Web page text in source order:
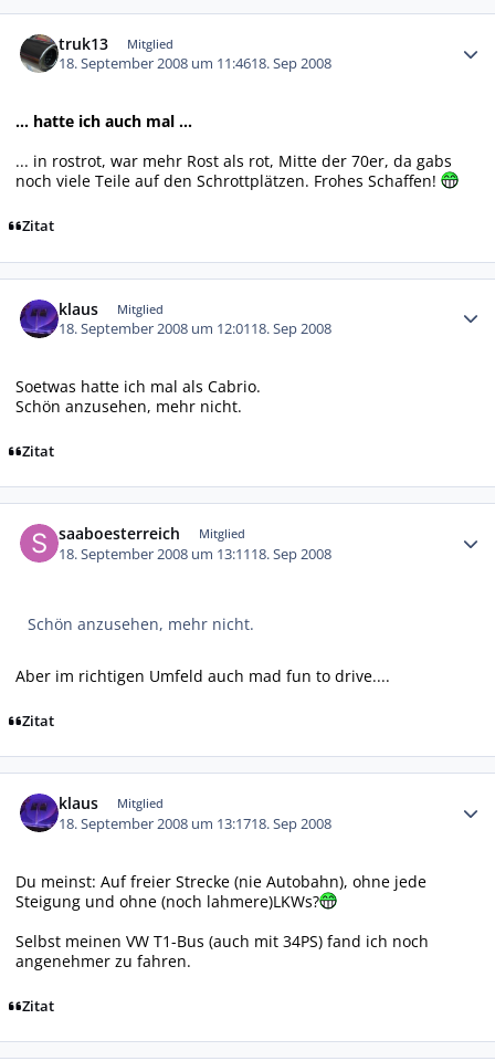
truk13 Mitglied
18. September 2008 um 11:4618. Sep 2008
... hatte ich auch mal ...
... in rostrot, war mehr Rost als rot, Mitte der 70er, da gabs
noch viele Teile auf den Schrottplätzen. Frohes Schaffen!
Zitat
klaus Mitglied
18. September 2008 um 12:0118. Sep 2008
Soetwas hatte ich mal als Cabrio.
Schön anzusehen, mehr nicht.
Zitat
saaboesterreich Mitglied
18. September 2008 um 13:1118. Sep 2008
Schön anzusehen, mehr nicht.
Aber im richtigen Umfeld auch mad fun to drive....
Zitat
klaus Mitglied
18. September 2008 um 13:1718. Sep 2008
Du meinst: Auf freier Strecke (nie Autobahn), ohne jede
Steigung und ohne (noch lahmere)LKWs?
Selbst meinen VW T1-Bus (auch mit 34PS) fand ich noch
angenehmer zu fahren.
Zitat